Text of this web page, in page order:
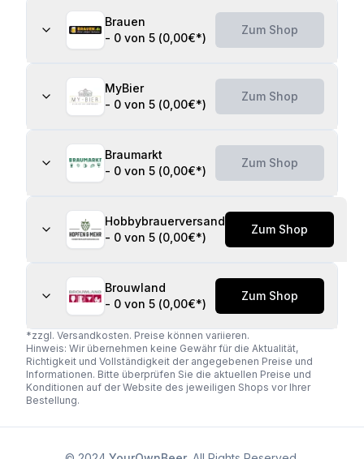
Brauen
- 0 von 5 (0,00€*)
Zum Shop
MyBier
- 0 von 5 (0,00€*)
Zum Shop
Braumarkt
- 0 von 5 (0,00€*)
Zum Shop
Hobbybrauerversand
- 0 von 5 (0,00€*)
Zum Shop
Brouwland
- 0 von 5 (0,00€*)
Zum Shop
*zzgl. Versandkosten. Preise können variieren.
Hinweis: Wir übernehmen keine Gewähr für die Aktualität,
Richtigkeit und Vollständigkeit der angegebenen Preise und
Informationen. Bitte überprüfen Sie die aktuellen Preise und
Konditionen auf der Website des jeweiligen Shops vor Ihrer
Bestellung.